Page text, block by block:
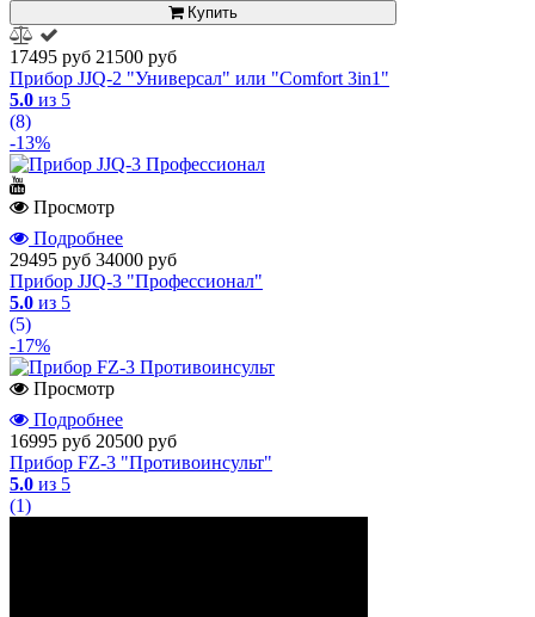
Купить
17495 руб 21500 руб
Прибор JJQ-2 "Универсал" или "Comfort 3in1"
5.0 из 5
(8)
-13%
Просмотр
Подробнее
29495 руб 34000 руб
Прибор JJQ-3 "Профессионал"
5.0 из 5
(5)
-17%
Просмотр
Подробнее
16995 руб 20500 руб
Прибор FZ-3 "Противоинсульт"
5.0 из 5
(1)